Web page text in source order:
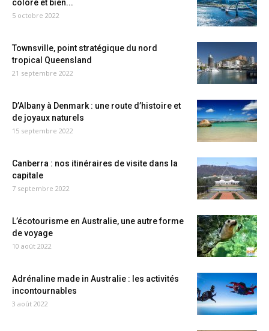
coloré et bien...
5 octobre 2022
Townsville, point stratégique du nord
tropical Queensland
21 septembre 2022
D’Albany à Denmark : une route d’histoire et
de joyaux naturels
15 septembre 2022
Canberra : nos itinéraires de visite dans la
capitale
7 septembre 2022
L’écotourisme en Australie, une autre forme
de voyage
10 août 2022
Adrénaline made in Australie : les activités
incontournables
3 août 2022